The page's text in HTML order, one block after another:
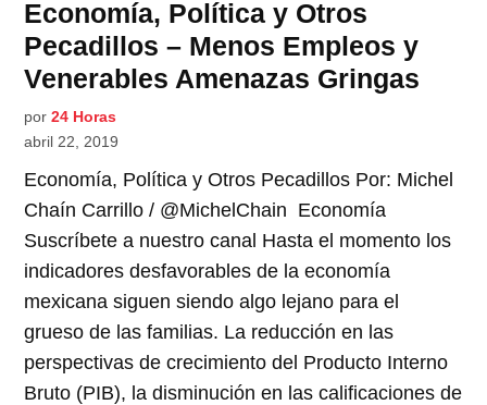
Economía, Política y Otros
Pecadillos – Menos Empleos y
Venerables Amenazas Gringas
por 24 Horas
abril 22, 2019
Economía, Política y Otros Pecadillos Por: Michel
Chaín Carrillo / @MichelChain Economía
Suscríbete a nuestro canal Hasta el momento los
indicadores desfavorables de la economía
mexicana siguen siendo algo lejano para el
grueso de las familias. La reducción en las
perspectivas de crecimiento del Producto Interno
Bruto (PIB), la disminución en las calificaciones de